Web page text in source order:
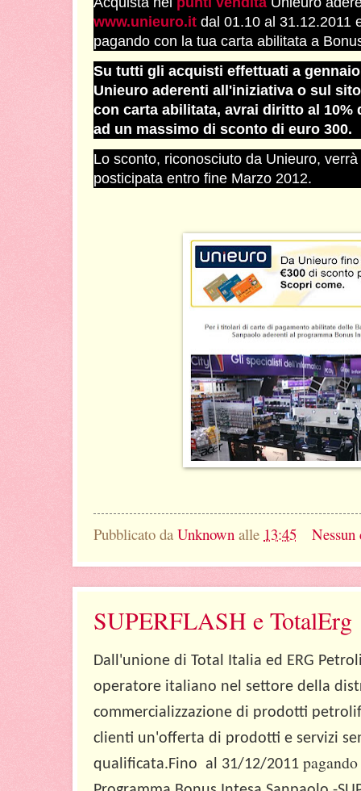
www.unieuro.it dal 01.10 al 31.12.2011
pagando con la tua carta abilitata a
Su tutti gli acquisti effettuati a
Unieuro aderenti all'iniziativa o sul
con carta abilitata, avrai diritto al
ad un massimo di sconto di euro 300.
Lo sconto, riconosciuto da Unieuro,
posticipata entro fine Marzo 2012.
Pubblicato da Unknown alle 13:45
SUPERFLASH e TotalErg
Dall'unione di Total Italia ed ERG
operatore italiano nel settore della
commercializzazione di prodotti
clienti un'offerta di prodotti e servizi
qualificata.Fino al 31/12/2011 pagando